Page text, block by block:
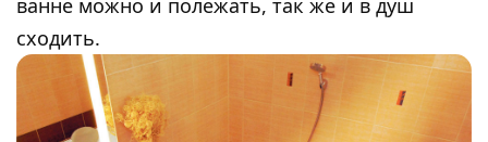
сходить.